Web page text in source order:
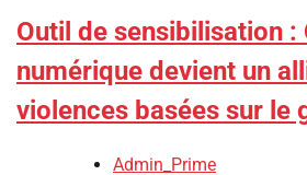
Outil de sensibilisation :
numérique devient un
violences basées sur le
Admin_Prime